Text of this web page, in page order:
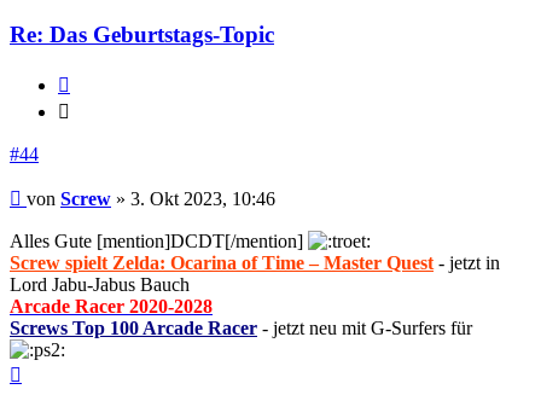
Re: Das Geburtstags-Topic
#44
Beitrag
von Screw » 3. Okt 2023, 10:46
Alles Gute [mention]DCDT[/mention]
Screw spielt Zelda: Ocarina of Time – Master Quest - jetzt in
Lord Jabu-Jabus Bauch
Arcade Racer 2020-2028
Screws Top 100 Arcade Racer - jetzt neu mit G-Surfers für